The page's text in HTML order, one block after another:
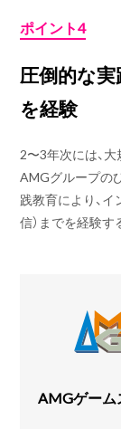
ポイント4
圧倒的な
を経験
2〜3年次には、
AMGグループの
践教育により、
信）までを経験す
AMGゲーム